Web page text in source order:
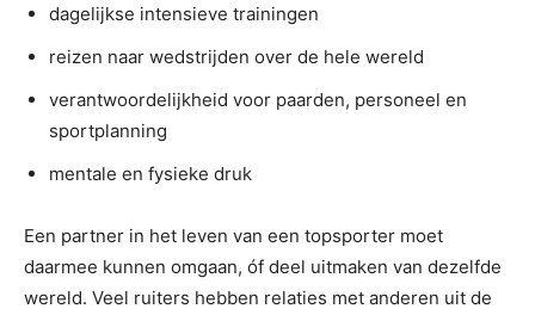
dagelijkse intensieve trainingen
reizen naar wedstrijden over de hele wereld
verantwoordelijkheid voor paarden, personeel en
sportplanning
mentale en fysieke druk
Een partner in het leven van een topsporter moet
daarmee kunnen omgaan, óf deel uitmaken van dezelfde
wereld. Veel ruiters hebben relaties met anderen uit de